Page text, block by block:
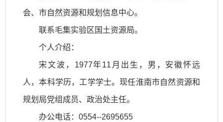
会、市自然资源和规划信息中心。
联系毛集实验区国土资源局。
个人介绍：
宋文波，1977年11月出生，男，安徽怀远
人，本科学历，工学学士。现任淮南市自然资源和
规划局党组成员、政治处主任。
办公电话：0554--2695655